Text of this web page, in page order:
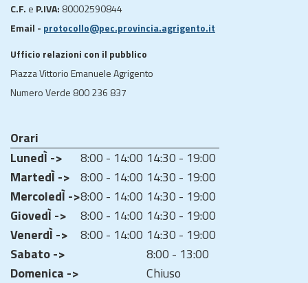
C.F. e P.IVA: 80002590844
Email - protocollo@pec.provincia.agrigento.it
Ufficio relazioni con il pubblico
Piazza Vittorio Emanuele Agrigento
Numero Verde 800 236 837
Orari
LunedÌ ->
8:00 - 14:00 14:30 - 19:00
MartedÌ -> 8:00 - 14:00 14:30 - 19:00
MercoledÌ ->8:00 - 14:00 14:30 - 19:00
GiovedÌ ->
8:00 - 14:00 14:30 - 19:00
VenerdÌ ->
8:00 - 14:00 14:30 - 19:00
Sabato ->
8:00 - 13:00
Domenica ->
Chiuso